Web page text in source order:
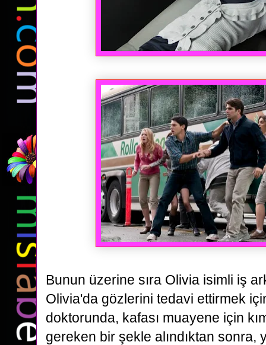
Bunun üzerine sıra Olivia isimli iş
Olivia'da gözlerini tedavi ettirmek
doktorunda, kafası muayene için
gereken bir şekle alındıktan sonra,